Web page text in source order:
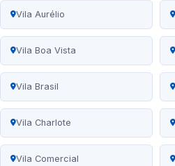
Vila Aurélio
Vila Boa Vista
Vila Brasil
Vila Charlote
Vila Comercial